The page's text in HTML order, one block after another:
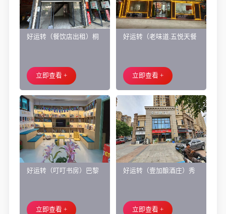
好运转（餐饮店出租）桐
面旺铺出租
立即查看 +
好运转（老味道.五悦天餐
让、主要房租低
立即查看 +
好运转（叮叮书房）巴黎
培训班带生源转让
立即查看 +
好运转（壹加酿酒庄）秀
庄、空店铺转让
立即查看 +